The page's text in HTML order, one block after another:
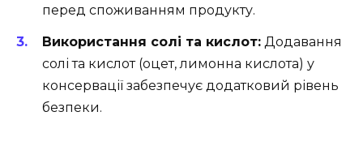
перед споживанням продукту.
Використання солі та кислот: Додавання
солі та кислот (оцет, лимонна кислота) у
консервації забезпечує додатковий рівень
безпеки.